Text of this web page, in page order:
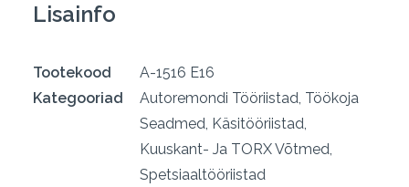
kogus
Lisainfo
Tootekood
A-1516 E16
Kategooriad
Autoremondi Tööriistad, Töökoja
Seadmed, Käsitööriistad,
Kuuskant- Ja TORX Võtmed,
Spetsiaaltööriistad